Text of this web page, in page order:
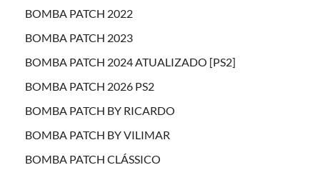
BOMBA PATCH 2022
BOMBA PATCH 2023
BOMBA PATCH 2024 ATUALIZADO [PS2]
BOMBA PATCH 2026 PS2
BOMBA PATCH BY RICARDO
BOMBA PATCH BY VILIMAR
BOMBA PATCH CLÁSSICO